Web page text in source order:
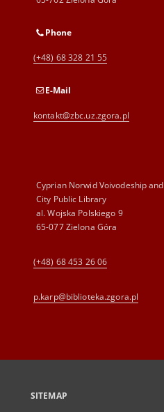
Phone
(+48) 68 328 21 55
E-Mail
kontakt@zbc.uz.zgora.pl
Cyprian Norwid Voivodeship and
City Public Library
al. Wojska Polskiego 9
65-077 Zielona Góra
(+48) 68 453 26 06
p.karp@biblioteka.zgora.pl
SITEMAP